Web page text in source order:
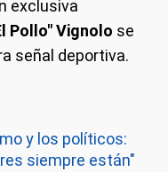
exclusiva
Pollo" Vignolo se
señal deportiva.
y los políticos:
siempre están"